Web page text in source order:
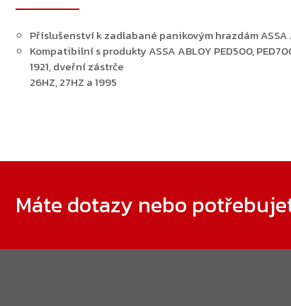
Příslušenství k zadlabané panikovým hrazdám ASSA
Kompatibilní s produkty ASSA ABLOY PED500,
1921, dveřní zástrče
26HZ, 27HZ a 1995
Máte dotazy nebo